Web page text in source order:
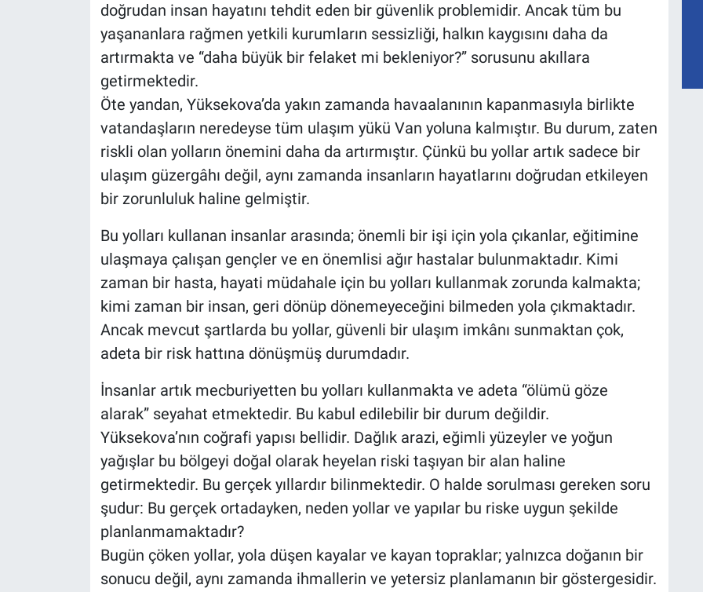
doğrudan insan hayatını tehdit eden bir güvenlik problemidir. Ancak tüm bu
yaşananlara rağmen yetkili kurumların sessizliği, halkın kaygısını daha da
artırmakta ve “daha büyük bir felaket mi bekleniyor?” sorusunu akıllara
getirmektedir.
Öte yandan, Yüksekova’da yakın zamanda havaalanının kapanmasıyla birlikte
vatandaşların neredeyse tüm ulaşım yükü Van yoluna kalmıştır. Bu durum, zaten
riskli olan yolların önemini daha da artırmıştır. Çünkü bu yollar artık sadece bir
ulaşım güzergâhı değil, aynı zamanda insanların hayatlarını doğrudan etkileyen
bir zorunluluk haline gelmiştir.
Bu yolları kullanan insanlar arasında; önemli bir işi için yola çıkanlar, eğitimine
ulaşmaya çalışan gençler ve en önemlisi ağır hastalar bulunmaktadır. Kimi
zaman bir hasta, hayati müdahale için bu yolları kullanmak zorunda kalmakta;
kimi zaman bir insan, geri dönüp dönemeyeceğini bilmeden yola çıkmaktadır.
Ancak mevcut şartlarda bu yollar, güvenli bir ulaşım imkânı sunmaktan çok,
adeta bir risk hattına dönüşmüş durumdadır.
İnsanlar artık mecburiyetten bu yolları kullanmakta ve adeta “ölümü göze
alarak” seyahat etmektedir. Bu kabul edilebilir bir durum değildir.
Yüksekova’nın coğrafi yapısı bellidir. Dağlık arazi, eğimli yüzeyler ve yoğun
yağışlar bu bölgeyi doğal olarak heyelan riski taşıyan bir alan haline
getirmektedir. Bu gerçek yıllardır bilinmektedir. O halde sorulması gereken soru
şudur: Bu gerçek ortadayken, neden yollar ve yapılar bu riske uygun şekilde
planlanmamaktadır?
Bugün çöken yollar, yola düşen kayalar ve kayan topraklar; yalnızca doğanın bir
sonucu değil, aynı zamanda ihmallerin ve yetersiz planlamanın bir göstergesidir.